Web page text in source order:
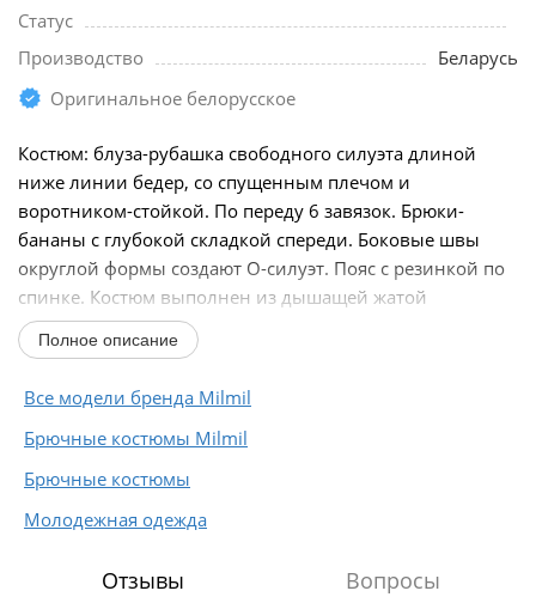
Статус
Производство
Беларусь
Оригинальное белорусское
Костюм: блуза-рубашка свободного силуэта длиной
ниже линии бедер, со спущенным плечом и
воротником-стойкой. По переду 6 завязок. Брюки-
бананы с глубокой складкой спереди. Боковые швы
округлой формы создают О-силуэт. Пояс с резинкой по
спинке. Костюм выполнен из дышащей жатой
вискозы,...
Полное описание
Все модели бренда Milmil
Брючные костюмы Milmil
Брючные костюмы
Молодежная одежда
Отзывы Вопросы